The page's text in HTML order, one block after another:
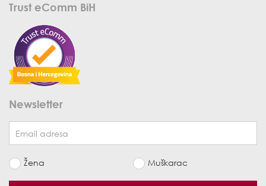
Trust eComm BiH
Newsletter
Žena Muškarac